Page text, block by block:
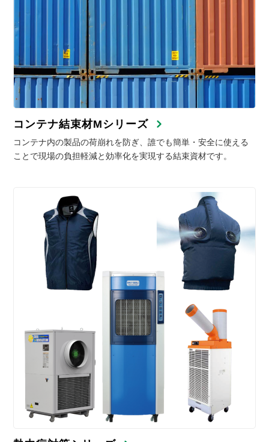
コンテナ結束材Mシリーズ
コンテナ内の製品の荷崩れを防ぎ、誰でも簡単・安全に使える
ことで現場の負担軽減と効率化を実現する結束資材です。